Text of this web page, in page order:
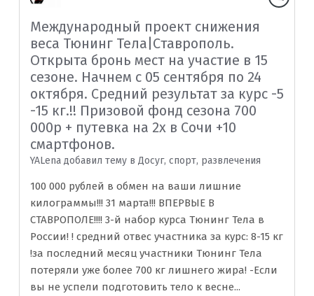
Международный проект снижения
веса Тюнинг Тела|Cтаврополь.
Открыта бронь мест на участие в 15
сезоне. Начнем с 05 сентября по 24
октября. Средний результат за курс -5
-15 кг.!! Призовой фонд сезона 700
000р + путевка на 2х в Сочи +10
смартфонов.
YALenа добавил тему в Досуг, спорт, развлечения
100 000 рублей в обмен на ваши лишние
килограммы!!! 31 марта!!! ВПЕРВЫЕ В
СТАВРОПОЛЕ!!!! 3-й набор курса Тюнинг Тела в
России! ! средний отвес участника за курс: 8-15 кг
!за последний месяц участники Тюнинг Тела
потеряли уже более 700 кг лишнего жира! -Если
вы не успели подготовить тело к весне...